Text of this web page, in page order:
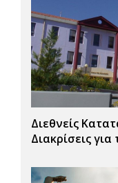
Διεθνείς
Διακρίσεις